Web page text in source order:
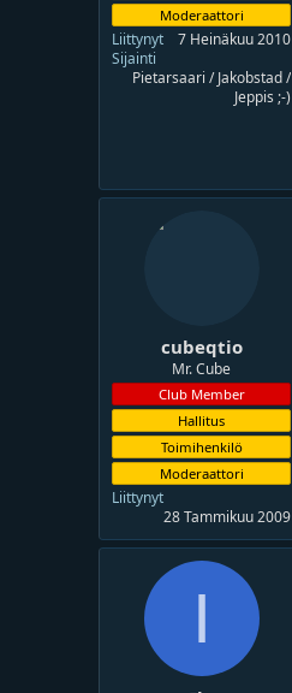
Moderaattori
Liittynyt
7 Heinäkuu 2010
Sijainti
Pietarsaari / Jakobstad /
Jeppis ;-)
cubeqtio
Mr. Cube
Club Member
Hallitus
Toimihenkilö
Moderaattori
Liittynyt
28 Tammikuu 2009
I